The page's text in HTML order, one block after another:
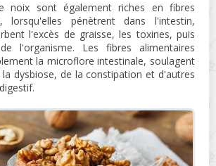
noix sont également riches en fibres
lorsqu'elles pénètrent dans l'intestin,
l'excès de graisse, les toxines, puis
l'organisme. Les fibres alimentaires
la microflore intestinale, soulagent
dysbiose, de la constipation et d'autres